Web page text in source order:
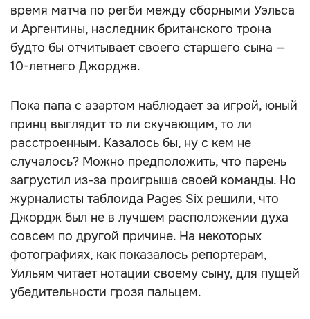
время матча по регби между сборными Уэльса
и Аргентины, наследник британского трона
будто бы отчитывает своего старшего сына —
10-летнего Джорджа.
Пока папа с азартом наблюдает за игрой, юный
принц выглядит то ли скучающим, то ли
расстроенным. Казалось бы, ну с кем не
случалось? Можно предположить, что парень
загрустил из-за проигрыша своей команды. Но
журналисты таблоида Pages Six решили, что
Джордж был не в лучшем расположении духа
совсем по другой причине. На некоторых
фотографиях, как показалось репортерам,
Уильям читает нотации своему сыну, для пущей
убедительности грозя пальцем.